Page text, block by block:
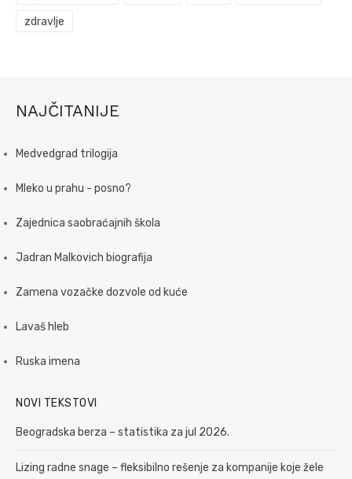
zdravlje
NAJČITANIJE
Medvedgrad trilogija
Mleko u prahu - posno?
Zajednica saobraćajnih škola
Jadran Malkovich biografija
Zamena vozačke dozvole od kuće
Lavaš hleb
Ruska imena
NOVI TEKSTOVI
Beogradska berza – statistika za jul 2026.
Lizing radne snage – fleksibilno rešenje za kompanije koje žele